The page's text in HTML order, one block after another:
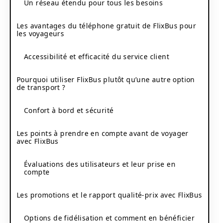
Un réseau étendu pour tous les besoins
Les avantages du téléphone gratuit de FlixBus pour
les voyageurs
Accessibilité et efficacité du service client
Pourquoi utiliser FlixBus plutôt qu’une autre option
de transport ?
Confort à bord et sécurité
Les points à prendre en compte avant de voyager
avec FlixBus
Évaluations des utilisateurs et leur prise en
compte
Les promotions et le rapport qualité-prix avec FlixBus
Options de fidélisation et comment en bénéficier